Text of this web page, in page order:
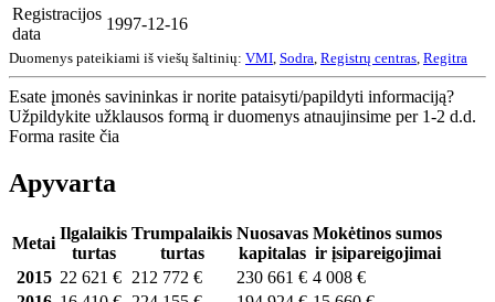
Registracijos
data
1997-12-16
Duomenys pateikiami iš viešų šaltinių: VMI Sodra Registrų centras Regitra
Esate įmonės savininkas ir norite pataisyti/papildyti informaciją?
Užpildykite užklausos formą ir duomenys atnaujinsime per 1-2 d.d.
Forma rasite čia
Apyvarta
Metai
Ilgalaikis
turtas
Trumpalaikis
turtas
Nuosavas
kapitalas
Mokėtinos sumos
ir įsipareigojimai
2015 22 621 € 212 772 € 230 661 € 4 008 €